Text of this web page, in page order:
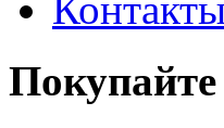
Покупайте